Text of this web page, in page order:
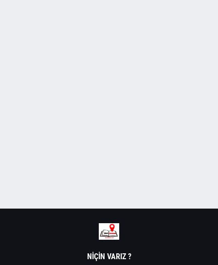
NIÇIN VARIZ ?